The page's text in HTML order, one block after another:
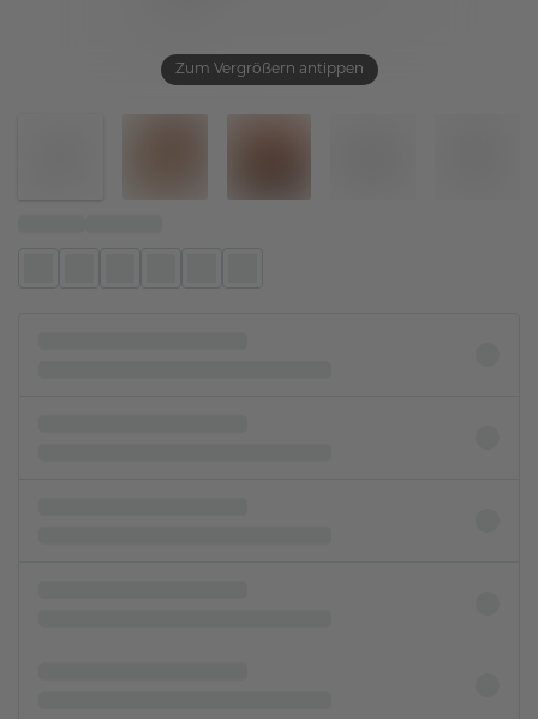
Zum Vergrößern antippen